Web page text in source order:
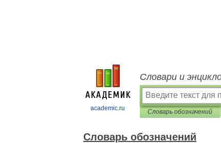
academic.ru
Словари и
Словарь обозначений
Словарь обозначений